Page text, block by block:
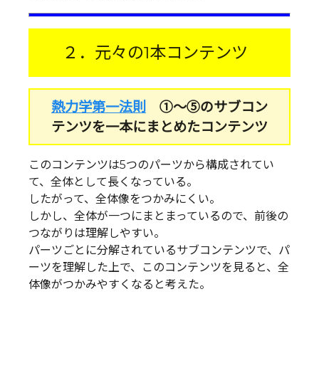
２．元々の1本コンテンツ
熱力学第一法則
①～⑤のサブコン
テンツを一本にまとめたコンテンツ
このコンテンツは5つのパーツから構成されてい
て、全体として長くなっている。
したがって、全体像をつかみにくい。
しかし、全体が一つにまとまっているので、前後の
つながりは理解しやすい。
パーツごとに分解されているサブコンテンツで、パ
ーツを理解した上で、このコンテンツを見ると、全
体像がつかみやすくなると考えた。